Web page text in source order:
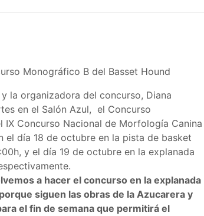
Monográfico B del Basset Hound
la organizadora del concurso, Diana
en el Salón Azul, el Concurso
Concurso Nacional de Morfología Canina
el día 18 de octubre en la pista de basket
y el día 19 de octubre en la explanada
a hacer el concurso en la explanada
siguen las obras de la Azucarera y
el fin de semana que permitirá el